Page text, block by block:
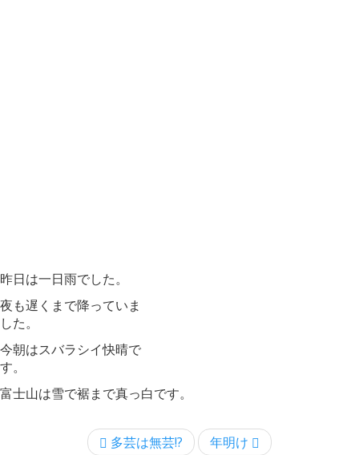
昨日は一日雨でした。
夜も遅くまで降っていま
した。
今朝はスバラシイ快晴で
す。
富士山は雪で裾まで真っ白です。
多芸は無芸!? 年明け